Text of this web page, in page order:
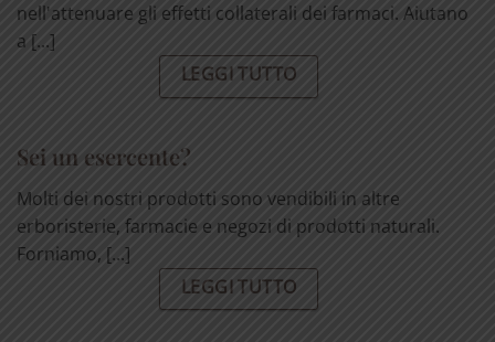
nell'attenuare gli effetti collaterali dei farmaci. Aiutano
a [...]
LEGGI TUTTO
Sei un esercente?
Molti dei nostri prodotti sono vendibili in altre
erboristerie, farmacie e negozi di prodotti naturali.
Forniamo, [...]
LEGGI TUTTO